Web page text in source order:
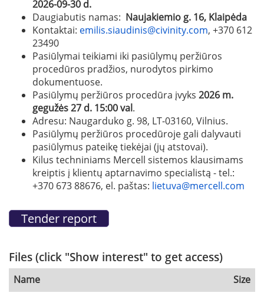
2026-09-30 d.
Daugiabutis namas: Naujakiemio g. 16, Klaipėda
Kontaktai: emilis.siaudinis@civinity.com, +370 612
23490
Pasiūlymai teikiami iki pasiūlymų peržiūros
procedūros pradžios, nurodytos pirkimo
dokumentuose.
Pasiūlymų peržiūros procedūra įvyks 2026 m.
gegužės 27 d. 15:00 val.
Adresu: Naugarduko g. 98, LT-03160, Vilnius.
Pasiūlymų peržiūros procedūroje gali dalyvauti
pasiūlymus pateikę tiekėjai (jų atstovai).
Kilus techniniams Mercell sistemos klausimams
kreiptis į klientų aptarnavimo specialistą - tel.:
+370 673 88676, el. paštas: lietuva@mercell.com
Files (click "Show interest" to get access)
Name
Size